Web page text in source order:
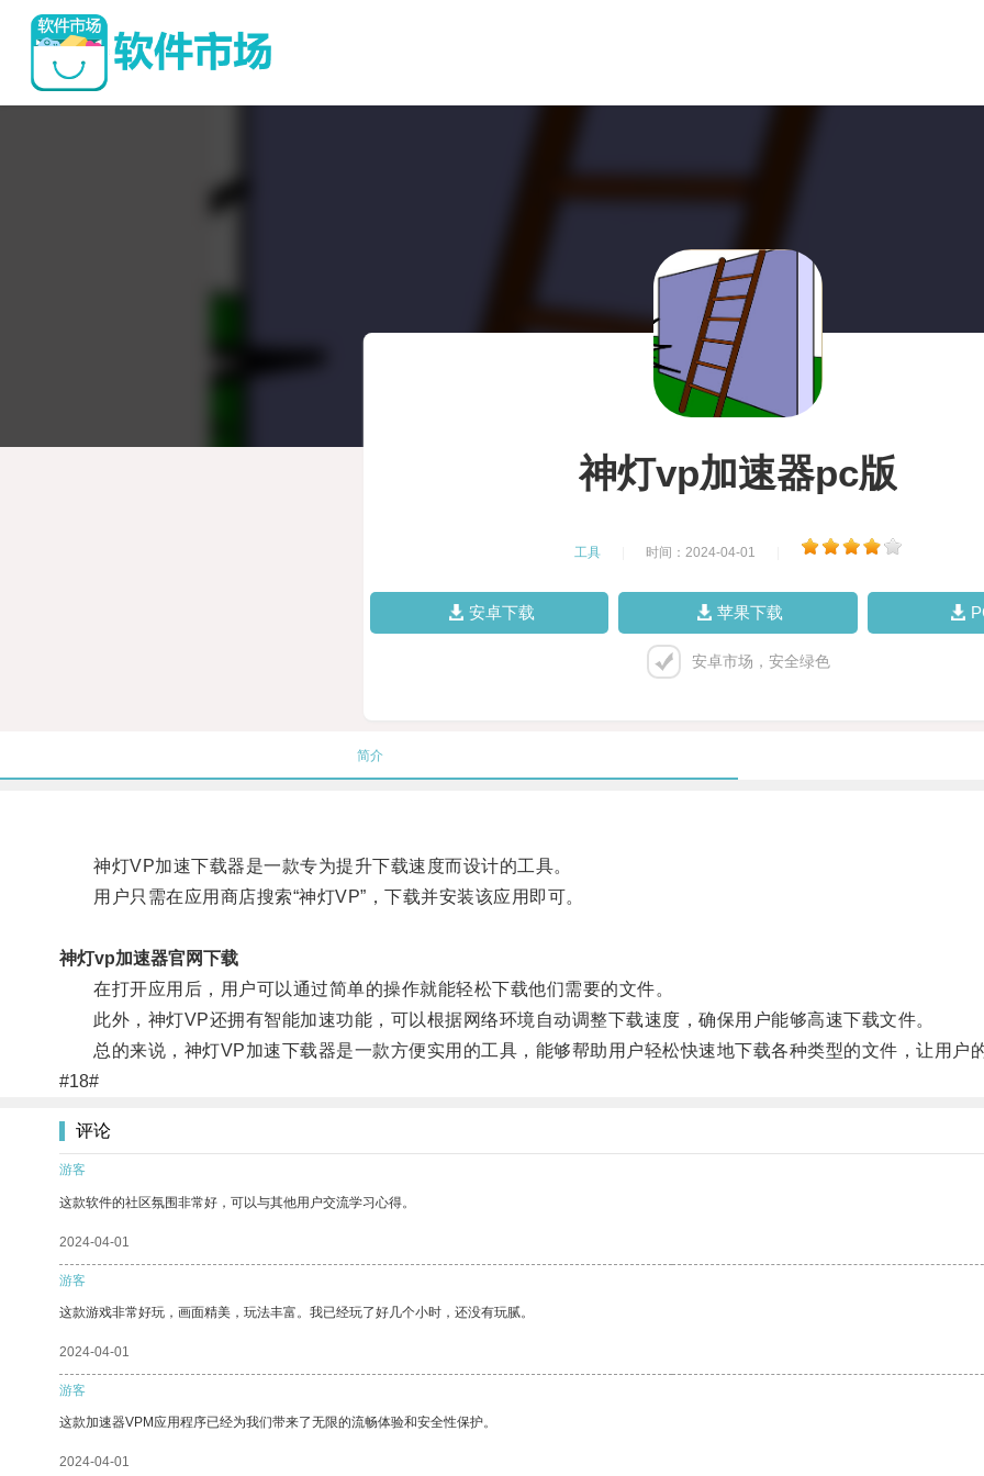
神灯vp加速器pc版
工具 时间：2024-04-01
安卓下载 苹果下载
安卓市场，安全绿色
简介
神灯VP加速下载器是一款专为提升下载速度而设计的工具。
用户只需在应用商店搜索“神灯VP”，下载并安装该应用即可。
神灯vp加速器官网下载
在打开应用后，用户可以通过简单的操作就能轻松下载他们需要的文件。
此外，神灯VP还拥有智能加速功能，可以根据网络环境自动调整下载速度，确保用户能够高速下载文件。
总的来说，神灯VP加速下载器是一款方便实用的工具，能够帮助用户轻松快速地下载各种类型的文件，让用户的
#18#
评论
游客
这款软件的社区氛围非常好，可以与其他用户交流学习心得。
2024-04-01
游客
这款游戏非常好玩，画面精美，玩法丰富。我已经玩了好几个小时，还没有玩腻。
2024-04-01
游客
这款加速器VPM应用程序已经为我们带来了无限的流畅体验和安全性保护。
2024-04-01